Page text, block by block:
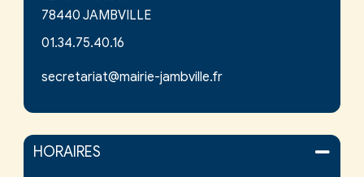
78440 JAMBVILLE
01.34.75.40.16
secretariat@mairie-jambville.fr
HORAIRES